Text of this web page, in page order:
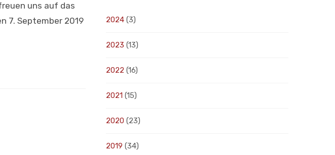
uns auf das
7. September 2019
2024(3)
2023 (13)
2022 (16)
2021(15)
2020(23)
2019 (34)